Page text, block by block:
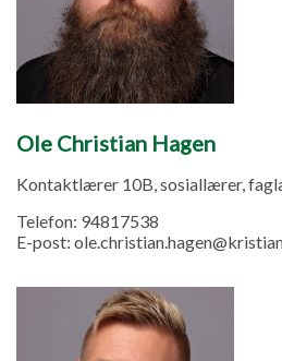
Ole Christian Hagen
Kontaktlærer 10B, sosiallærer,
Telefon: 94817538
E-post: